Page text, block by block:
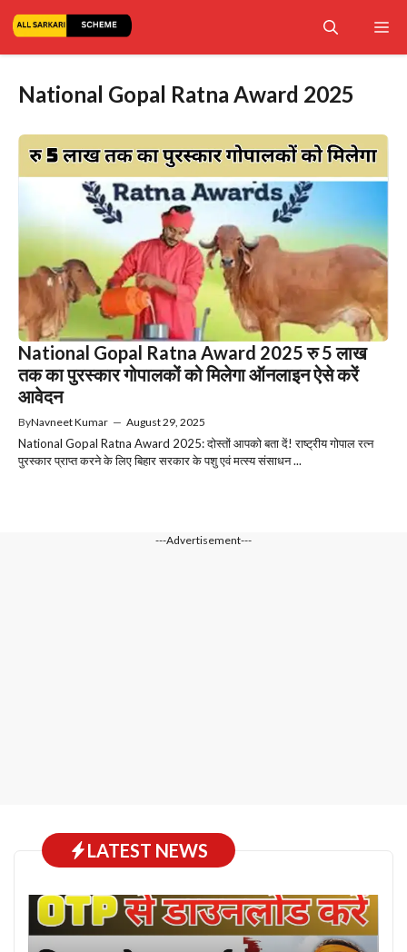
National Gopal Ratna Award 2025
National Gopal Ratna Award 2025 रु 5 लाख
तक का पुरस्कार गोपालकों को मिलेगा ऑनलाइन ऐसे करें
आवेदन
ByNavneet Kumar — August 29, 2025
National Gopal Ratna Award 2025: दोस्तों आपको बता दें! राष्ट्रीय गोपाल रत्न
पुरस्कार प्राप्त करने के लिए बिहार सरकार के पशु एवं मत्स्य संसाधन ...
---Advertisement---
LATEST NEWS